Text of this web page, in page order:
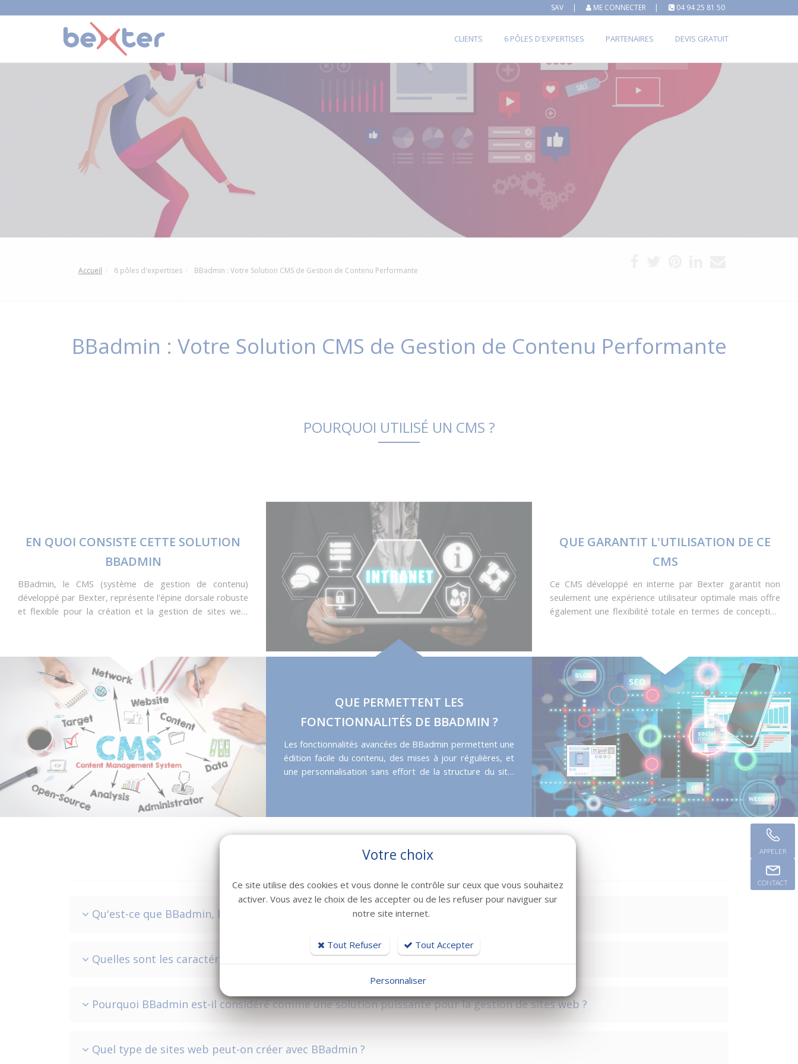
SAV | ME CONNECTER | 04 94 25 81 50
CLIENTS 6 PÔLES D'EXPERTISES PARTENAIRES DEVIS GRATUIT
Accueil 6 pôles d'expertises BBadmin : Votre Solution CMS de Gestion de Contenu Performante
BBadmin : Votre Solution CMS de Gestion de Contenu Performante
POURQUOI UTILISÉ UN CMS ?
EN QUOI CONSISTE CETTE SOLUTION
BBADMIN
BBadmin, le CMS (système de gestion de contenu)
développé par Bexter, représente l'épine dorsale robuste
et flexible pour la création et la gestion de sites web.
BBadmin, la gestion de votre site web devient une
expérience fluide et personnalisée.
QUE PERMETTENT LES
FONCTIONNALITÉS DE BBADMIN ?
Les fonctionnalités avancées de BBadmin permettent une
édition facile du contenu, des mises à jour régulières, et
une personnalisation sans effort de la structure du site.
QUE GARANTIT L'UTILISATION DE CE
CMS
Ce CMS développé en interne par Bexter garantit non
seulement une expérience utilisateur optimale mais offre
également une flexibilité totale en termes de conception
d'ajouter des fonctionnalités sur mesure pour répondre à
l'évolution de leurs besoins numériques. Faire confiance à
BBadmin, c'est choisir un CMS évolutif, performant et
aligné sur les standards les plus élevés de l'industrie.
FAQ
Qu'est-ce que BBadmin, le CMS de Bexter ?
Quelles sont les caractéristiques principales de BBadmin ?
Pourquoi BBadmin est-il considéré comme une solution puissante pour la gestion de sites web ?
Quel type de sites web peut-on créer avec BBadmin ?
APPELER
CONTACT
Votre choix
Ce site utilise des cookies et vous donne le contrôle sur ceux que vous souhaitez
activer. Vous avez le choix de les accepter ou de les refuser pour naviguer sur
notre site internet.
Tout Refuser Tout Accepter
Personnaliser